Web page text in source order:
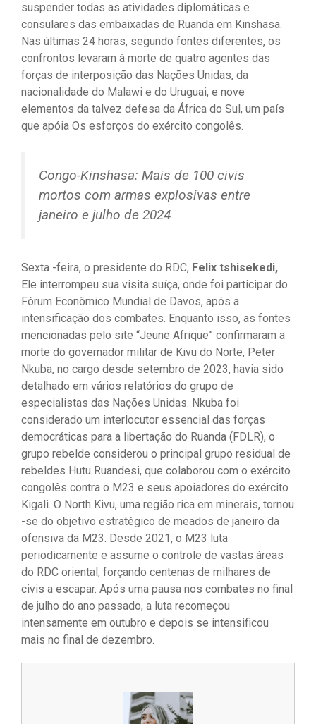
suspender todas as atividades diplomáticas e
consulares das embaixadas de Ruanda em Kinshasa.
Nas últimas 24 horas, segundo fontes diferentes, os
confrontos levaram à morte de quatro agentes das
forças de interposição das Nações Unidas, da
nacionalidade do Malawi e do Uruguai, e nove
elementos da talvez defesa da África do Sul, um país
que apóia Os esforços do exército congolês.
Congo-Kinshasa: Mais de 100 civis
mortos com armas explosivas entre
janeiro e julho de 2024
Sexta -feira, o presidente do RDC, Felix tshisekedi,
Ele interrompeu sua visita suíça, onde foi participar do
Fórum Econômico Mundial de Davos, após a
intensificação dos combates. Enquanto isso, as fontes
mencionadas pelo site “Jeune Afrique” confirmaram a
morte do governador militar de Kivu do Norte, Peter
Nkuba, no cargo desde setembro de 2023, havia sido
detalhado em vários relatórios do grupo de
especialistas das Nações Unidas. Nkuba foi
considerado um interlocutor essencial das forças
democráticas para a libertação do Ruanda (FDLR), o
grupo rebelde considerou o principal grupo residual de
rebeldes Hutu Ruandesi, que colaborou com o exército
congolês contra o M23 e seus apoiadores do exército
Kigali. O North Kivu, uma região rica em minerais, tornou
-se do objetivo estratégico de meados de janeiro da
ofensiva da M23. Desde 2021, o M23 luta
periodicamente e assume o controle de vastas áreas
do RDC oriental, forçando centenas de milhares de
civis a escapar. Após uma pausa nos combates no final
de julho do ano passado, a luta recomeçou
intensamente em outubro e depois se intensificou
mais no final de dezembro.